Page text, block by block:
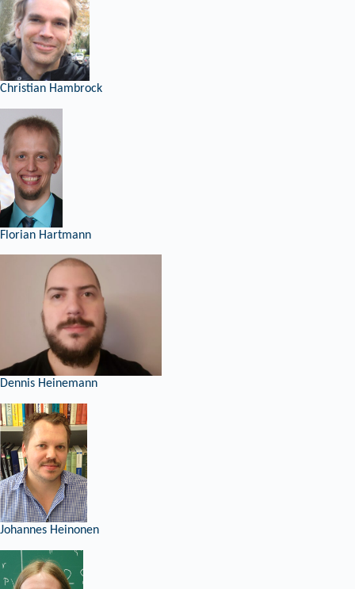
Christian Hambrock
Florian Hartmann
Dennis Heinemann
Johannes Heinonen